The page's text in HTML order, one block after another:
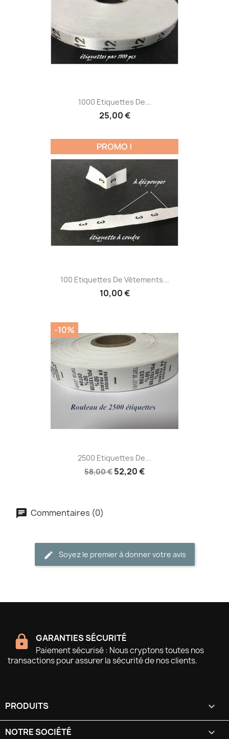
1000 Etiquettes De...
25,00 €
100 Etiquettes De Vêtements...
10,00 €
PROMO !
2500 Etiquettes De...
58,00 € 52,20 €
-10%
Commentaires (0)
Soyez le premier à donner votre avis
GARANTIES SÉCURITÉ
Paiement sécurisé : Nous cryptons toutes nos
transactions pour assurer la sécurité de nos clients.
PRODUITS 
NOTRE SOCIÉTÉ 